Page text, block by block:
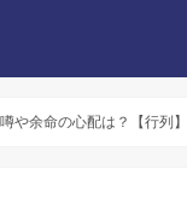
や余命の心配は？【行列】